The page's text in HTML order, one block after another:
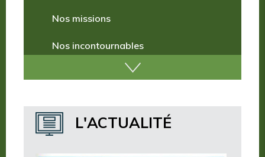
Nos incontournables
Où dormir ?
L'ACTUALITÉ